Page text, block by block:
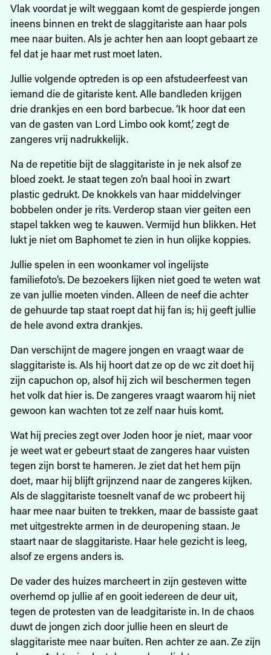
Vlak voordat je wilt weggaan komt de gespierde jongen
ineens binnen en trekt de slaggitariste aan haar pols
mee naar buiten. Als je achter hen aan loopt gebaart ze
fel dat je haar met rust moet laten.
Jullie volgende optreden is op een afstudeerfeest van
iemand die de gitariste kent. Alle bandleden krijgen
drie drankjes en een bord barbecue. ‘Ik hoor dat een
van de gasten van Lord Limbo ook komt,’ zegt de
zangeres vrij nadrukkelijk.
Na de repetitie bijt de slaggitariste in je nek alsof ze
bloed zoekt. Je staat tegen zo’n baal hooi in zwart
plastic gedrukt. De knokkels van haar middelvinger
bobbelen onder je rits. Verderop staan vier geiten een
stapel takken weg te kauwen. Vermijd hun blikken. Het
lukt je niet om Baphomet te zien in hun olijke koppies.
Jullie spelen in een woonkamer vol ingelijste
familiefoto’s. De bezoekers lijken niet goed te weten wat
ze van jullie moeten vinden. Alleen de neef die achter
de gehuurde tap staat roept dat hij fan is; hij geeft jullie
de hele avond extra drankjes.
Dan verschijnt de magere jongen en vraagt waar de
slaggitariste is. Als hij hoort dat ze op de wc zit doet hij
zijn capuchon op, alsof hij zich wil beschermen tegen
het volk dat hier is. De zangeres vraagt waarom hij niet
gewoon kan wachten tot ze zelf naar huis komt.
Wat hij precies zegt over Joden hoor je niet, maar voor
je weet wat er gebeurt staat de zangeres haar vuisten
tegen zijn borst te hameren. Je ziet dat het hem pijn
doet, maar hij blijft grijnzend naar de zangeres kijken.
Als de slaggitariste toesnelt vanaf de wc probeert hij
haar mee naar buiten te trekken, maar de bassiste gaat
met uitgestrekte armen in de deuropening staan. Je
staart naar de slaggitariste. Haar hele gezicht is leeg,
alsof ze ergens anders is.
De vader des huizes marcheert in zijn gesteven witte
overhemd op jullie af en gooit iedereen de deur uit,
tegen de protesten van de leadgitariste in. In de chaos
duwt de jongen zich door jullie heen en sleurt de
slaggitariste mee naar buiten. Ren achter ze aan. Ze zijn